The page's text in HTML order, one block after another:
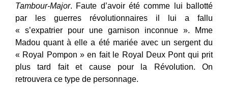
Tambour-Major. Faute d’avoir été comme lui ballotté
par les guerres révolutionnaires il lui a fallu
« s’expatrier pour une garnison inconnue ». Mme
Madou quant à elle a été mariée avec un sergent du
« Royal Pompon » en fait le Royal Deux Pont qui prit
plus tard fait et cause pour la Révolution. On
retrouvera ce type de personnage.